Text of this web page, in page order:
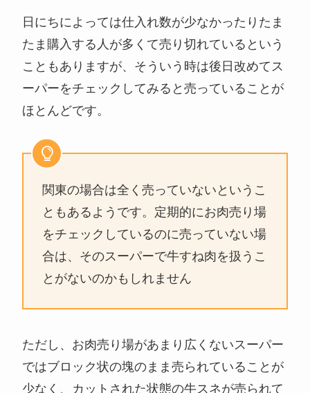
日にちによっては仕入れ数が少なかったりたま
たま購入する人が多くて売り切れているという
こともありますが、そういう時は後日改めてス
ーパーをチェックしてみると売っていることが
ほとんどです。
関東の場合は全く売っていないというこ
ともあるようです。定期的にお肉売り場
をチェックしているのに売っていない場
合は、そのスーパーで牛すね肉を扱うこ
とがないのかもしれません
ただし、お肉売り場があまり広くないスーパー
ではブロック状の塊のまま売られていることが
少なく、カットされた状態の牛スネが売られて